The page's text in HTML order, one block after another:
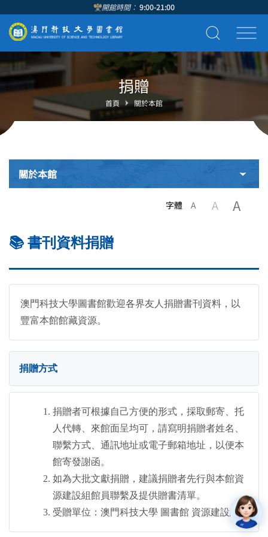
開館時間： 9:00-21:00
捐贈
首頁 關於本館
關於本館
字體 A A A
📚 書刊資料捐贈
澳門科技大學圖書館歡迎各界友人捐贈書刊資料，以
豐富本館館藏資源。
捐贈方式
捐贈者可根據自己方便的形式，採取郵寄、托
人代轉、來館面呈均可，請寫明捐贈者姓名、
聯繫方式、通訊地址或電子郵箱地址，以便本
館寄發謝函。
如為大批文獻捐贈，建議捐贈者先行與本館資
源建設組館員聯繫及提供贈書清單。
受贈單位：澳門科技大學 圖書館 資源建設組